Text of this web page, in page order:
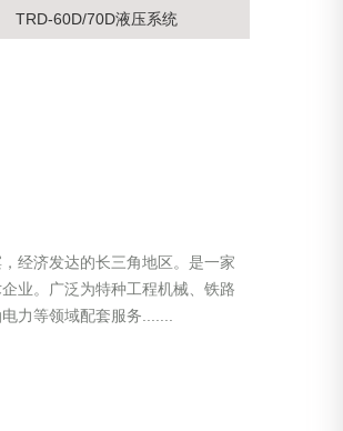
TRD-60D/70D液压系统
经济发达的长三角地区。是一家
业。广泛为特种工程机械、铁路
力等领域配套服务.......